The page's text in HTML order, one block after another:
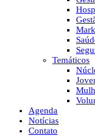
Temáticos
Agenda
Notícias
Contato